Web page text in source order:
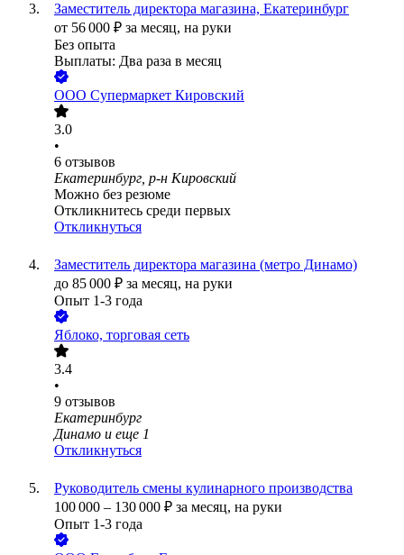
Заместитель директора магазина, Екатеринбург
от 56 000 ₽ за месяц, на руки
Без опыта
Выплаты: Два раза в месяц
ООО Супермаркет Кировский
3.0
•
6 отзывов
Екатеринбург, р-н Кировский
Можно без резюме
Откликнитесь среди первых
Откликнуться
Заместитель директора магазина (метро Динамо)
до 85 000 ₽ за месяц, на руки
Опыт 1-3 года
Яблоко, торговая сеть
3.4
•
9 отзывов
Екатеринбург
Динамо и еще 1
Откликнуться
Руководитель смены кулинарного производства
100 000 – 130 000 ₽ за месяц, на руки
Опыт 1-3 года